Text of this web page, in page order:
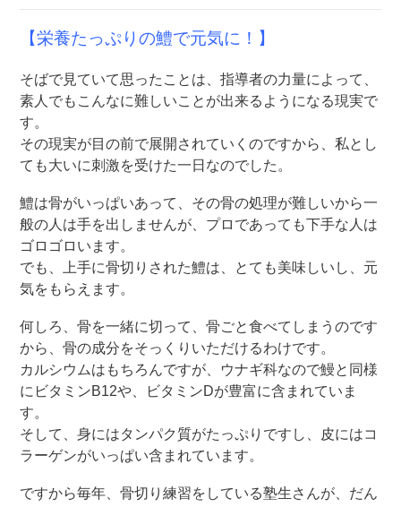
【栄養たっぷりの鱧で元気に！】
そばで見ていて思ったことは、指導者の力量によって、
素人でもこんなに難しいことが出来るようになる現実で
す。
その現実が目の前で展開されていくのですから、私とし
ても大いに刺激を受けた一日なのでした。
鱧は骨がいっぱいあって、その骨の処理が難しいから一
般の人は手を出しませんが、プロであっても下手な人は
ゴロゴロいます。
でも、上手に骨切りされた鱧は、とても美味しいし、元
気をもらえます。
何しろ、骨を一緒に切って、骨ごと食べてしまうのです
から、骨の成分をそっくりいただけるわけです。
カルシウムはもちろんですが、ウナギ科なので鰻と同様
にビタミンB12や、ビタミンDが豊富に含まれていま
す。
そして、身にはタンパク質がたっぷりですし、皮にはコ
ラーゲンがいっぱい含まれています。
ですから毎年、骨切り練習をしている塾生さんが、だん